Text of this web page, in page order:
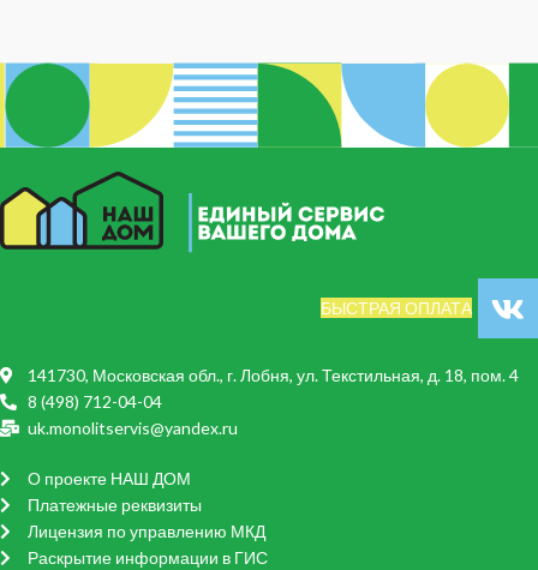
БЫСТРАЯ ОПЛАТА
141730, Московская обл., г. Лобня, ул. Текстильная, д. 18, пом. 4
8 (498) 712-04-04
uk.monolitservis@yandex.ru
О проекте НАШ ДОМ
Платежные реквизиты
Лицензия по управлению МКД
Раскрытие информации в ГИС